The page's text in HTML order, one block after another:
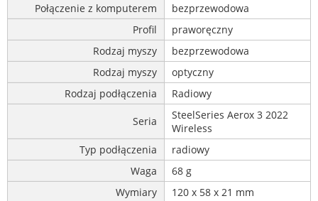
Połączenie z komputerem
bezprzewodowa
Profil
praworęczny
Rodzaj myszy
bezprzewodowa
Rodzaj myszy
optyczny
Rodzaj podłączenia
Radiowy
Seria
SteelSeries Aerox 3 2022
Wireless
Typ podłączenia
radiowy
Waga
68 g
Wymiary
120 x 58 x 21 mm